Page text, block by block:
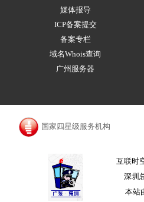
媒体报导
ICP备案提交
备案专栏
域名Whois查询
广州服务器
国家四星级服务机构
互联时
深圳
本站